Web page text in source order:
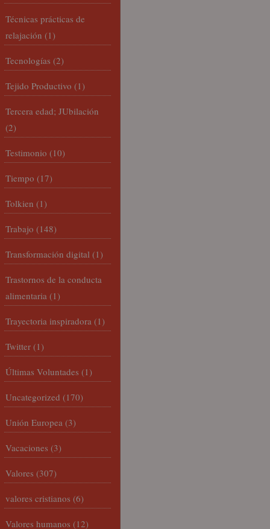
Técnicas prácticas de
relajación (1)
Tecnologías (2)
Tejido Productivo (1)
Tercera edad; JUbilación
(2)
Testimonio (10)
Tiempo (17)
Tolkien (1)
Trabajo (148)
Transformación digital (1)
Trastornos de la conducta
alimentaria (1)
Trayectoria inspiradora (1)
Twitter (1)
Últimas Voluntades (1)
Uncategorized (170)
Unión Europea (3)
Vacaciones (3)
Valores (307)
valores cristianos (6)
Valores humanos (12)